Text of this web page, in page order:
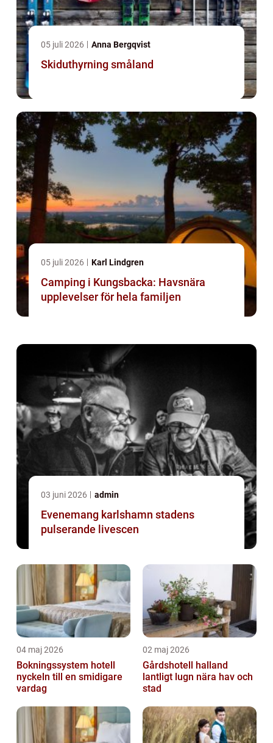
05 juli 2026 Anna Bergqvist
Skiduthyrning småland
05 juli 2026 Karl Lindgren
Camping i Kungsbacka: Havsnära
upplevelser för hela familjen
03 juni 2026 admin
Evenemang karlshamn stadens
pulserande livescen
04 maj 2026
Bokningssystem hotell
nyckeln till en smidigare
vardag
02 maj 2026
Gårdshotell halland
lantligt lugn nära hav och
stad